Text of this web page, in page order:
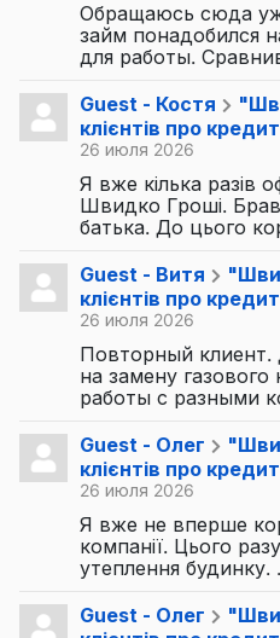
Обращаюсь сюда
займ понадобился
для работы.
Guest - Костя
клієнтів про
26 июля 2026
Я вже кілька разів
Швидко Гроші. Брав
батька. До цього
Guest - Витя
клієнтів про
26 июля 2026
Повторный клиент.
на замену
работы с разными
Guest - Олег
клієнтів про
26 июля 2026
Я вже не вперше
компанії. Цього
утеплення будинку.
Guest - Олег